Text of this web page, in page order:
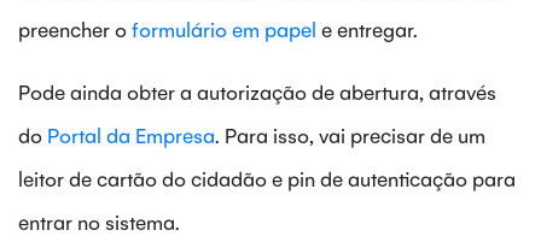
preencher oformulário em papel e entregar.
Pode ainda obter a autorização de abertura, através
do Portal da Empresa. Para isso, vai precisar de um
leitor de cartão do cidadão e pin de autenticação para
entrar no sistema.